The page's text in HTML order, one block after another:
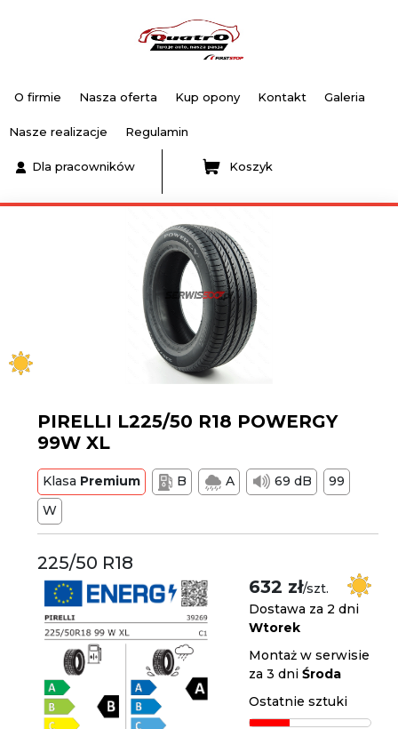
O firmie Nasza oferta Kup opony Kontakt Galeria
Nasze realizacje Regulamin
Dla pracowników Koszyk
PIRELLI L225/50 R18 POWERGY
99W XL
Klasa Premium B A 69 dB
99
W
225/50 R18
632 zł/szt.
Dostawa za 2 dni
Wtorek
Montaż w serwisie
za 3 dniŚroda
Ostatnie sztuki